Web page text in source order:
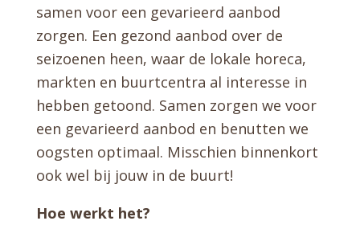
samen voor een gevarieerd aanbod
zorgen. Een gezond aanbod over de
seizoenen heen, waar de lokale horeca,
markten en buurtcentra al interesse in
hebben getoond. Samen zorgen we voor
een gevarieerd aanbod en benutten we
oogsten optimaal. Misschien binnenkort
ook wel bij jouw in de buurt!
Hoe werkt het?